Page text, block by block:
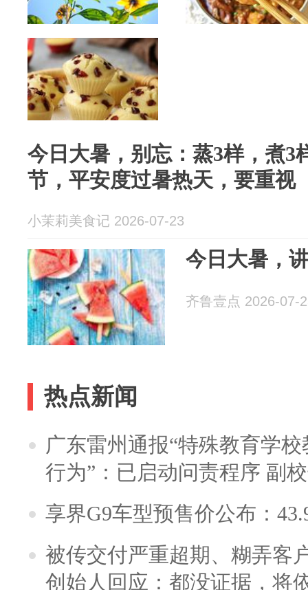
今日大暑，别忘：蒸3样，煮3
节，平安度过暑热天，要重视
小茉莉美食记 2026-07-23
今日大暑，
齐鲁壹点 2026-07-
热点新闻
广东雷州通报“特殊教育学
行为”：已启动问责程序 副
享界G9车型预售价公布：
被传交付严重超期、糊弄客
创始人回应：都没证据，将